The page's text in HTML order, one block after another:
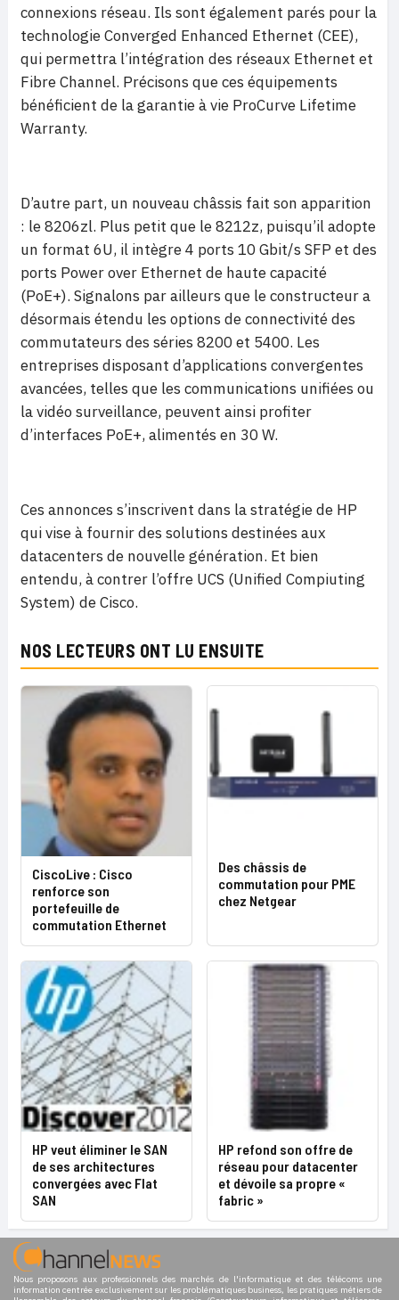
connexions réseau. Ils sont également parés pour la
technologie Converged Enhanced Ethernet (CEE),
qui permettra l’intégration des réseaux Ethernet et
Fibre Channel. Précisons que ces équipements
bénéficient de la garantie à vie ProCurve Lifetime
Warranty.
D’autre part, un nouveau châssis fait son apparition
: le 8206zl. Plus petit que le 8212z, puisqu’il adopte
un format 6U, il intègre 4 ports 10 Gbit/s SFP et des
ports Power over Ethernet de haute capacité
(PoE+). Signalons par ailleurs que le constructeur a
désormais étendu les options de connectivité des
commutateurs des séries 8200 et 5400. Les
entreprises disposant d’applications convergentes
avancées, telles que les communications unifiées ou
la vidéo surveillance, peuvent ainsi profiter
d’interfaces PoE+, alimentés en 30 W.
Ces annonces s’inscrivent dans la stratégie de HP
qui vise à fournir des solutions destinées aux
datacenters de nouvelle génération. Et bien
entendu, à contrer l’offre UCS (Unified Compiuting
System) de Cisco.
NOS LECTEURS ONT LU ENSUITE
CiscoLive : Cisco
renforce son
portefeuille de
commutation Ethernet
Des châssis de
commutation pour PME
chez Netgear
HP veut éliminer le SAN
de ses architectures
convergées avec Flat
SAN
HP refond son offre de
réseau pour datacenter
et dévoile sa propre «
fabric »
Nous proposons aux professionnels des marchés de l'informatique et des télécoms une
information centrée exclusivement sur les problématiques business, les pratiques métiers de